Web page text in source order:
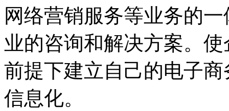
网络营销服务等业务的
业的咨询和解决方案。
前提下建立自己的电子
信息化。